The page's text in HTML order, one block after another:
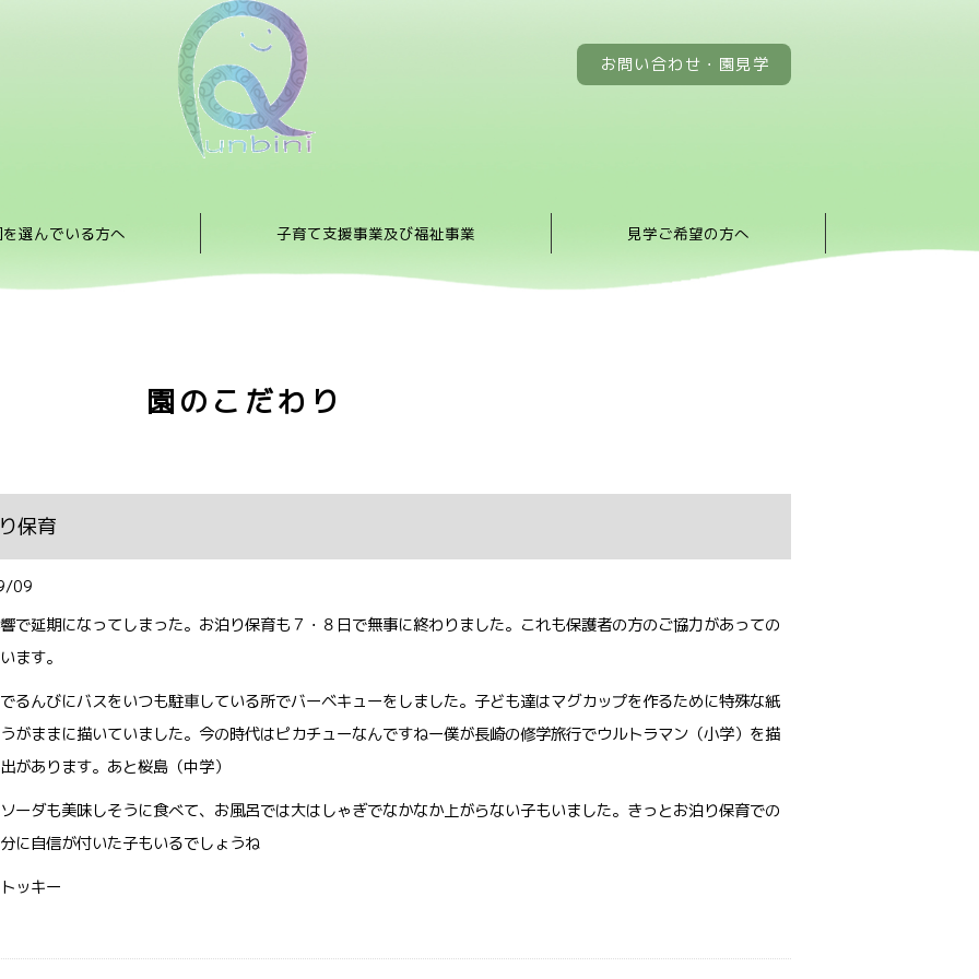
選んでいる方へ 子育て支援事業及び福祉事業 見学ご希望の方へ
お問い合わせ・園見学
園のこだわり
保育
09
で延期になってしまった。お泊り保育も７・８日で無事に終わりました。これも保護者の方のご協力があっての
ます。
るんびにバスをいつも駐車している所でバーベキューをしました。子ども達はマグカップを作るために特殊な紙
がままに描いていました。今の時代はピカチューなんですねー僕が長崎の修学旅行でウルトラマン（小学）を描
があります。あと桜島（中学）
ーダも美味しそうに食べて、お風呂では大はしゃぎでなかなか上がらない子もいました。きっとお泊り保育での
に自信が付いた子もいるでしょうね
ッキー